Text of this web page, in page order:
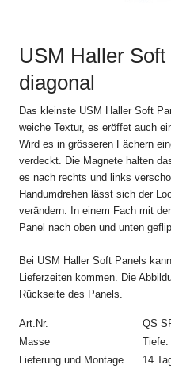
USM Haller Soft
diagonal
Das kleinste USM Haller Soft
weiche Textur, es eröffet auch
Wird es in grösseren Fächern
verdeckt. Die Magnete halten
es nach rechts und links
Handumdrehen lässt sich der
verändern. In einem Fach mit
Panel nach oben und unten
Bei USM Haller Soft Panels
Lieferzeiten kommen. Die
Rückseite des Panels.
Art.Nr.
QS
Masse
Tiefe:
Lieferung und Montage
14
Alle Angebote im Online Shop
freibleibend. Die Bestellung
zum Abschluss eines
USM schickt dem Kunden
automatische
Bestellung noch einmal
kommt erst durch die
und allein mit USM zustande.
keiner Unterschrift und kann
3. Preise und
und, sofern nicht anders
4.